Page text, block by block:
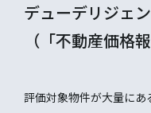
デューデリジェ
（「不動産価格
評価対象物件が大量にあ